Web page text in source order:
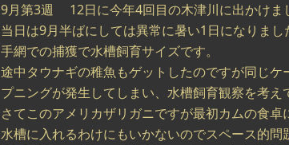
9月第3週 12日に今年4回目の木津川に出かけま
当日は9月半ばにしては異常に暑い1日になりま
手網での捕獲で水槽飼育サイズです。
途中タウナギの稚魚もゲットしたのですが同じ
プニングが発生してしまい、水槽飼育観察を考え
さてこのアメリカザリガニですが最初カムの食
水槽に入れるわけにもいかないのでスペース的問